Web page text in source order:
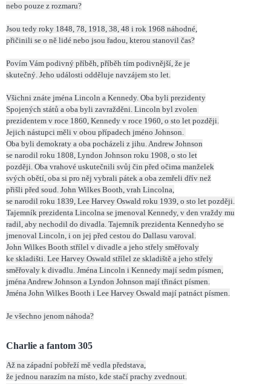
nebo pouze z rozmaru?
Jsou tedy roky 1848, 78, 1918, 38, 48 i rok 1968 náhodné,
přičinili se o ně lidé nebo jsou řadou, kterou stanovil čas?
Povím Vám podivný příběh, příběh tím podivnější, že je
skutečný. Jeho události odděluje navzájem sto let.
Všichni znáte jména Lincoln a Kennedy. Oba byli prezidenty
Spojených států a oba byli zavražděni. Lincoln byl zvolen
prezidentem v roce 1860, Kennedy v roce 1960, o sto let později.
Jejich nástupci měli v obou případech jméno Johnson.
Oba byli demokraty a oba pocházeli z jihu. Andrew Johnson
se narodil roku 1808, Lyndon Johnson roku 1908, o sto let
později. Oba vrahové uskutečnili svůj čin před očima manželek
svých obětí, oba si pro něj vybrali pátek a oba zemřeli dřív než
přišli před soud. John Wilkes Booth, vrah Lincolna,
se narodil roku 1839, Lee Harvey Oswald roku 1939, o sto let později.
Tajemník prezidenta Lincolna se jmenoval Kennedy, v den vraždy mu
radil, aby nechodil do divadla. Tajemník prezidenta Kennedyho se
jmenoval Lincoln, i on jej před cestou do Dallasu varoval.
John Wilkes Booth střílel v divadle a jeho střely směřovaly
ke skladišti. Lee Harvey Oswald střílel ze skladiště a jeho střely
směřovaly k divadlu. Jména Lincoln i Kennedy mají sedm písmen,
jména Andrew Johnson a Lyndon Johnson mají třináct písmen.
Jména John Wilkes Booth i Lee Harvey Oswald mají patnáct písmen.
Je všechno jenom náhoda?
Charlie a fantom 305
Až na západní pobřeží mě vedla představa,
že jednou narazím na místo, kde stačí prachy zvednout.